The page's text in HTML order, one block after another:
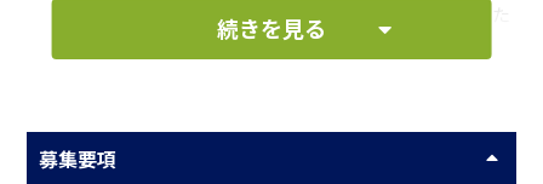
夕食・朝食の調理全般。旬の魚介や地元野菜を使った
料理の仕上げを担当
厨房内の清掃、食材の保存状態や使用期限の管理、発
続きを見る
募集要項